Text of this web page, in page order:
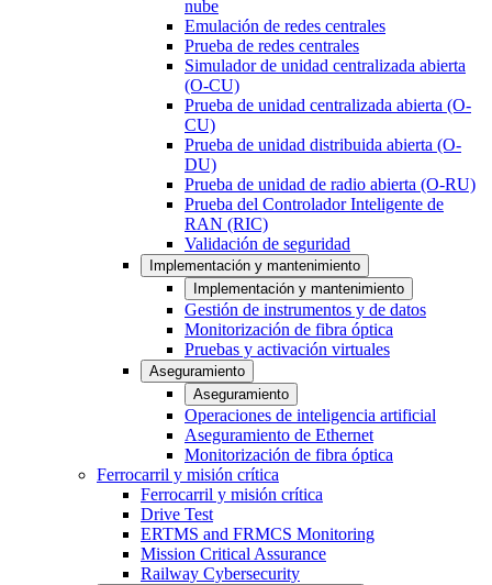
nube
Emulación de redes centrales
Prueba de redes centrales
Simulador de unidad centralizada abierta
(O-CU)
Prueba de unidad centralizada abierta (O-
CU)
Prueba de unidad distribuida abierta (O-
DU)
Prueba de unidad de radio abierta (O-RU)
Prueba del Controlador Inteligente de
RAN (RIC)
Validación de seguridad
Implementación y mantenimiento
Implementación y mantenimiento
Gestión de instrumentos y de datos
Monitorización de fibra óptica
Pruebas y activación virtuales
Aseguramiento
Aseguramiento
Operaciones de inteligencia artificial
Aseguramiento de Ethernet
Monitorización de fibra óptica
Ferrocarril y misión crítica
Ferrocarril y misión crítica
Drive Test
ERTMS and FRMCS Monitoring
Mission Critical Assurance
Railway Cybersecurity